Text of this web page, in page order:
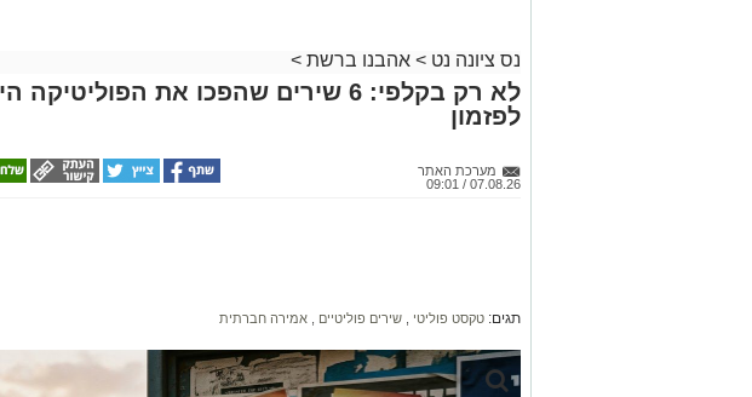
נס ציונה נט > אהבנו ברשת >
לא רק בקלפי: 6 שירים שהפכו את
לפזמון
מערכת האתר
07.08.26 / 09:01
תגים: טקסט פוליטי שירים פוליטיים אמירה חברתית